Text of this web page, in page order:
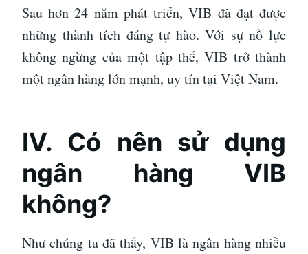
Sau hơn 24 năm phát triển, VIB đã đạt được
những thành tích đáng tự hào. Với sự nỗ lực
không ngừng của một tập thể, VIB trở thành
một ngân hàng lớn mạnh, uy tín tại Việt Nam.
IV. Có nên sử dụng
ngân hàng VIB
không?
Như chúng ta đã thấy, VIB là ngân hàng nhiều